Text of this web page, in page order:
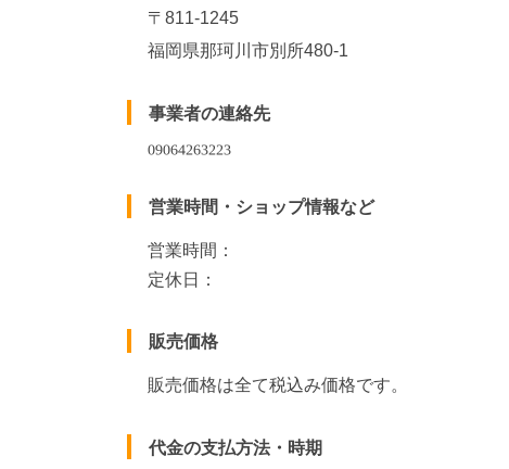
〒811-1245
福岡県那珂川市別所480-1
事業者の連絡先
営業時間・ショップ情報など
営業時間：
定休日：
販売価格
販売価格は全て税込み価格です。
代金の支払方法・時期